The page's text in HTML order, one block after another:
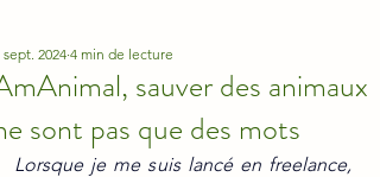
sauver des animaux
sont pas que des mots
sept. 2024 4 min de lecture
Lorsque je me suis lancé en freelance,